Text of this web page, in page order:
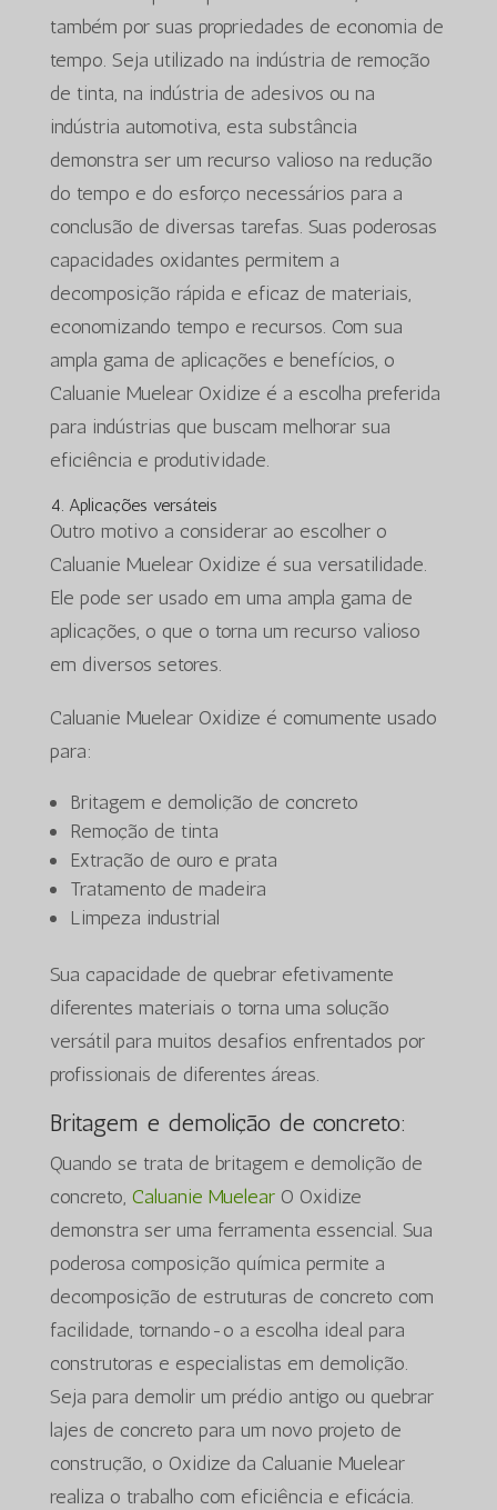
também por suas propriedades de economia de
tempo. Seja utilizado na indústria de remoção
de tinta, na indústria de adesivos ou na
indústria automotiva, esta substância
demonstra ser um recurso valioso na redução
do tempo e do esforço necessários para a
conclusão de diversas tarefas. Suas poderosas
capacidades oxidantes permitem a
decomposição rápida e eficaz de materiais,
economizando tempo e recursos. Com sua
ampla gama de aplicações e benefícios, o
Caluanie Muelear Oxidize é a escolha preferida
para indústrias que buscam melhorar sua
eficiência e produtividade.
4. Aplicações versáteis
Outro motivo a considerar ao escolher o
Caluanie Muelear Oxidize é sua versatilidade.
Ele pode ser usado em uma ampla gama de
aplicações, o que o torna um recurso valioso
em diversos setores.
Caluanie Muelear Oxidize é comumente usado
para:
Britagem e demolição de concreto
Remoção de tinta
Extração de ouro e prata
Tratamento de madeira
Limpeza industrial
Sua capacidade de quebrar efetivamente
diferentes materiais o torna uma solução
versátil para muitos desafios enfrentados por
profissionais de diferentes áreas.
Britagem e demolição de concreto:
Quando se trata de britagem e demolição de
concreto, Caluanie MuelearO Oxidize
demonstra ser uma ferramenta essencial. Sua
poderosa composição química permite a
decomposição de estruturas de concreto com
facilidade, tornando-o a escolha ideal para
construtoras e especialistas em demolição.
Seja para demolir um prédio antigo ou quebrar
lajes de concreto para um novo projeto de
construção, o Oxidize da Caluanie Muelear
realiza o trabalho com eficiência e eficácia.